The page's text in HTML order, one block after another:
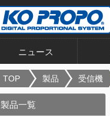
ニュース
TOP 製品 受信機
製品一覧